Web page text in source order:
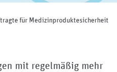
für Medizinproduktesicherheit
mit regelmäßig mehr